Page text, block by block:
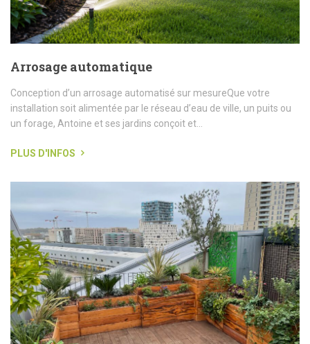
Arrosage automatique
Conception d’un arrosage automatisé sur mesureQue votre
installation soit alimentée par le réseau d’eau de ville, un puits ou
un forage, Antoine et ses jardins conçoit et...
PLUS D'INFOS